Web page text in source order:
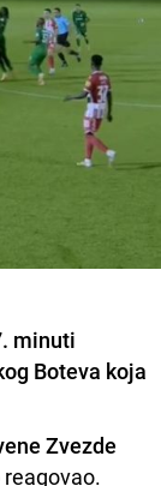
minuti
Boteva koja
Zvezde